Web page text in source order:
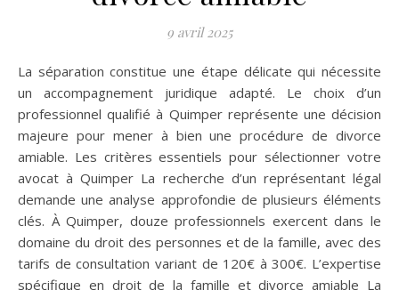
9 avril 2025
La séparation constitue une étape délicate qui nécessite
un accompagnement juridique adapté. Le choix d’un
professionnel qualifié à Quimper représente une décision
majeure pour mener à bien une procédure de divorce
amiable. Les critères essentiels pour sélectionner votre
avocat à Quimper La recherche d’un représentant légal
demande une analyse approfondie de plusieurs éléments
clés. À Quimper, douze professionnels exercent dans le
domaine du droit des personnes et de la famille, avec des
tarifs de consultation variant de 120€ à 300€. L’expertise
spécifique en droit de la famille et divorce amiable La